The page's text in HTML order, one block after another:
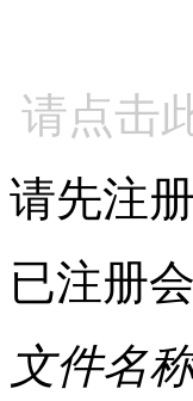
请点击
请先注
已注册
文件名